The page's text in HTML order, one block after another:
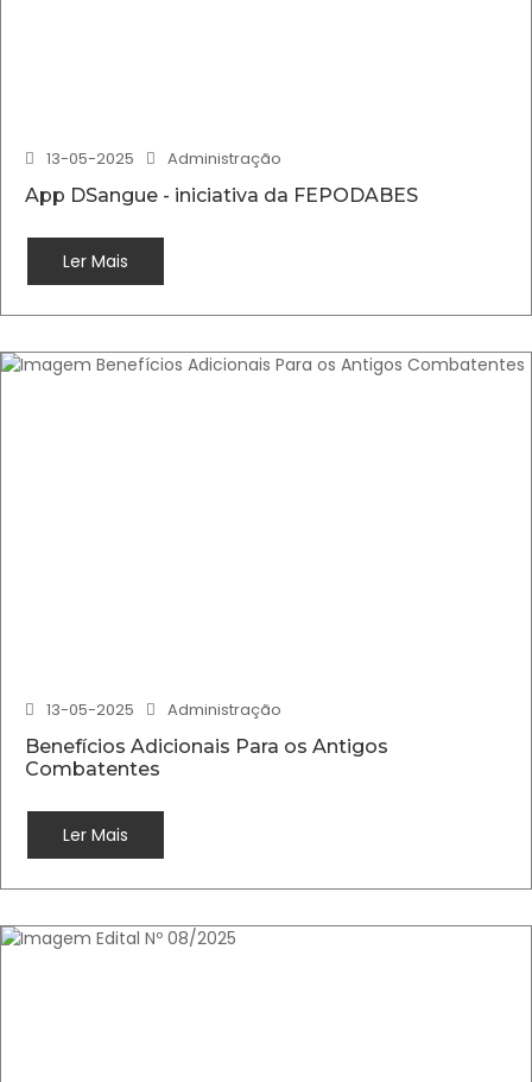
13-05-2025
Administração
App DSangue - iniciativa da FEPODABES
Ler Mais
13-05-2025
Administração
Benefícios Adicionais Para os Antigos
Combatentes
Ler Mais